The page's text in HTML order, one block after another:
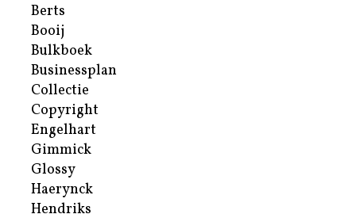
Berts
Booij
Bulkboek
Businessplan
Collectie
Copyright
Engelhart
Gimmick
Glossy
Haerynck
Hendriks